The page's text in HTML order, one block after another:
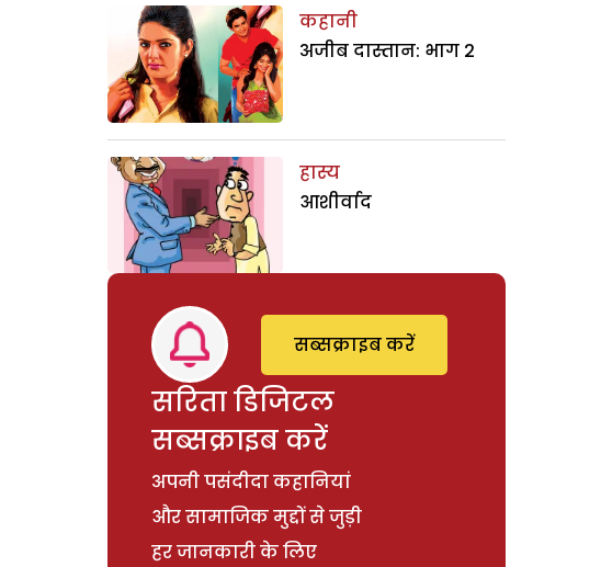
कहानी
अजीब दास्तान: भाग 2
हास्य
आशीर्वाद
सरिता डिजिटल
सब्सक्राइब करें
अपनी पसंदीदा कहानियां
और सामाजिक मुद्दों से जुड़ी
हर जानकारी के लिए
सब्सक्राइब करें